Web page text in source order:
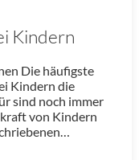
Kindern
Die häufigste
Kindern die
sind noch immer
von Kindern